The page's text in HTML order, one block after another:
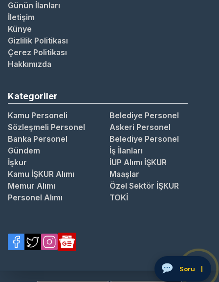
Günün İlanları
İletişim
Künye
Gizlilik Politikası
Çerez Politikası
Hakkımızda
Kategoriler
Kamu Personeli
Belediye Personel
Sözleşmeli Personel
Askeri Personel
Banka Personel
Belediye Personel
Gündem
İş İlanları
İşkur
İUP Alımı İŞKUR
Kamu İŞKUR Alımı
Maaşlar
Memur Alımı
Özel Sektör İŞKUR
Personel Alımı
TOKİ